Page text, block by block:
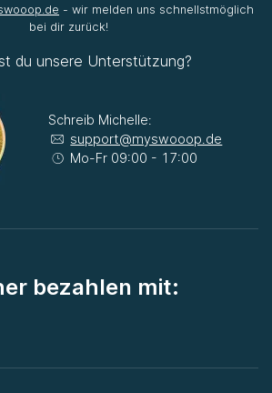
- wir melden uns schnellstmöglich
bei dir zurück!
du unsere Unterstützung?
Schreib Michelle:
support@myswooop.de
Mo-Fr 09:00 - 17:00
bezahlen mit: